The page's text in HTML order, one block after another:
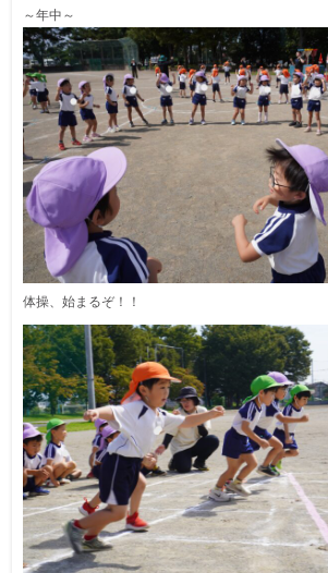
～年中～
体操、始まるぞ！！